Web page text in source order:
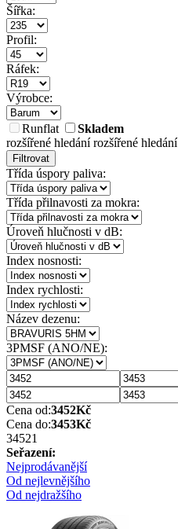
Šířka:
Profil:
Ráfek:
Výrobce:
Runflat
Skladem
rozšířené hledánírozšířené hledání
Filtrovat
Třída úspory paliva:
Třída přilnavosti za mokra:
Úroveň hlučnosti v dB:
Index nosnosti:
Index rychlosti:
Název dezenu:
3PMSF (ANO/NE):
Cena od:3452Kč
Cena do:3453Kč
34521
Seřazení:
Nejprodávanější
Od nejlevnějšího
Od nejdražšího